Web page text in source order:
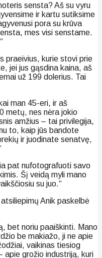
sensta? Aš su vyru
ir kartu sutiksime
pora su krūva
mes visi senstame.
praeivius, kurie stovi prie
jei jus gąsdina kaina, aš
už 199 dolerius. Tai
man 45-eri, ir aš
metų, nes nėra jokio
amžius – tai privilegija,
to, kaip jūs bandote
ir juodinate senatvę,
pat nufotografuoti savo
Šį veidą myli mano
su juo.“
Anik paskelbė
bet noriu paaiškinti. Mano
be makiažo, ji ne apie
vaikinas tiesiog
apie grožio industriją, kuri